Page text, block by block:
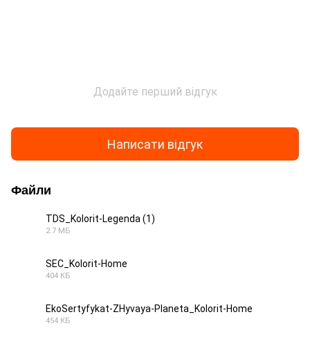
Додайте перший відгук
Написати відгук
Файли
TDS_Kolorit-Legenda (1)
2.7 МБ
SEC_Kolorit-Home
404 КБ
EkoSertyfykat-ZHyvaya-Planeta_Kolorit-Home
454 КБ